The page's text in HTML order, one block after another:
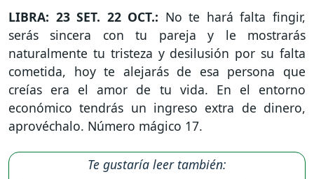
LIBRA: 23 SET. 22 OCT.: No te hará falta fingir,
serás sincera con tu pareja y le mostrarás
naturalmente tu tristeza y desilusión por su falta
cometida, hoy te alejarás de esa persona que
creías era el amor de tu vida. En el entorno
económico tendrás un ingreso extra de dinero,
aprovéchalo. Número mágico 17.
Te gustaría leer también: